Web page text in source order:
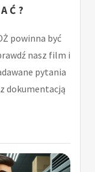
powinna być
nasz film i
pytania
dokumentacją